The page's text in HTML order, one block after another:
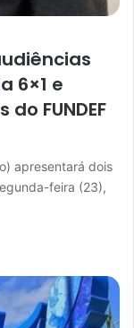
6×1 e
FUNDEF
apresentará dois
feira (23),